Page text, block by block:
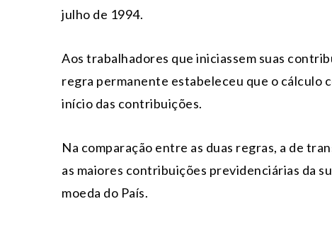
julho de 1994.
Aos trabalhadores que iniciassem suas
regra permanente estabeleceu que o cálculo
início das contribuições.
Na comparação entre as duas regras, a de
as maiores contribuições previdenciárias da
moeda do País.